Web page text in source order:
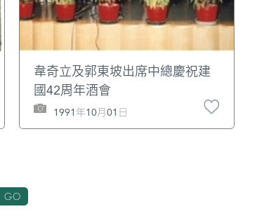
韋奇立及郭東坡出席中總慶祝建
國42周年酒會
1991年10月01日
GO